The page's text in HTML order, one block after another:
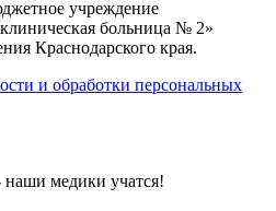
учреждение
больница № 2»
Краснодарского края.
и обработки персональных
медики учатся!